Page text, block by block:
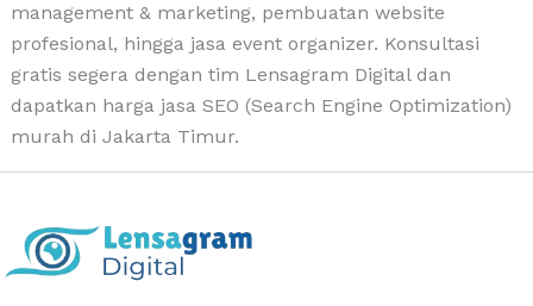
management & marketing, pembuatan website
profesional, hingga jasa event organizer. Konsultasi
gratis segera dengan tim Lensagram Digital dan
dapatkan harga jasa SEO (Search Engine Optimization)
murah di Jakarta Timur.